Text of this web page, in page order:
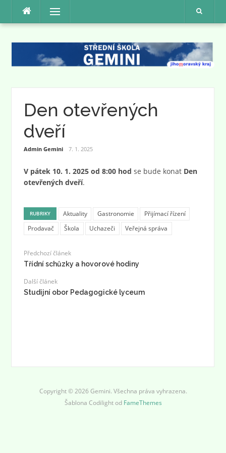
Přeskočit
obsah
Menu
Den otevřených
dveří
Admin Gemini 7. 1. 2025
V pátek 10. 1. 2025 od 8:00 hod se bude konat Den
otevřených dveří.
RUBRIKY Aktuality Gastronomie
Přijímací řízení
Prodavač
Škola Uchazeči Veřejná správa
Předchozí článek
Třídní schůzky a hovorové hodiny
Další článek
Studijní obor Pedagogické lyceum
Copyright © 2026 Gemini. Všechna práva vyhrazena.
Šablona Codilight od FameThemes